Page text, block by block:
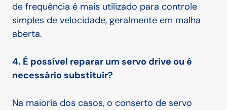
de frequência é mais utilizado para controle
simples de velocidade, geralmente em malha
aberta.
4. É possível reparar um servo drive ou é
necessário substituir?
Na maioria dos casos, o conserto de servo